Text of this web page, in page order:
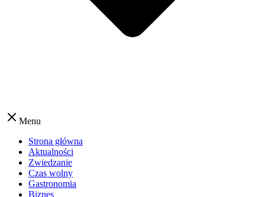
Menu
Strona główna
Aktualności
Zwiedzanie
Czas wolny
Gastronomia
Biznes